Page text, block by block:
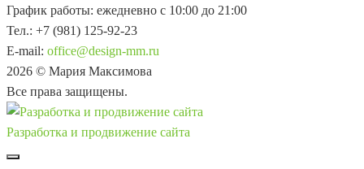
График работы: ежедневно с 10:00 до 21:00
Тел.: +7 (981) 125-92-23
E-mail: office@design-mm.ru
2026 © Мария Максимова
Все права защищены.
Разработка и продвижение сайта